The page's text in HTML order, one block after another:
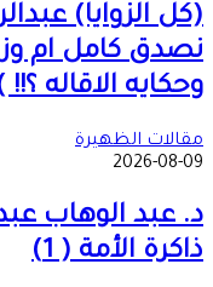
(كل الزوايا)
نصدق كامل ام
وحكايه الاقاله ؟!!
مقالات الظهيرة
2026-08-09
د. عبد الوهاب
ذاكرة الأمة ( 1)